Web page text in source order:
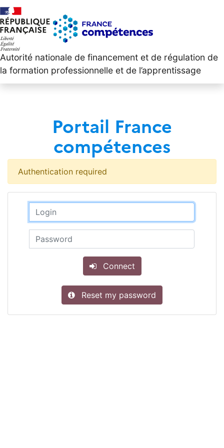
Autorité nationale de financement et de régulation de
la formation professionnelle et de l’apprentissage
Portail France
compétences
Authentication required
Connect
Reset my password